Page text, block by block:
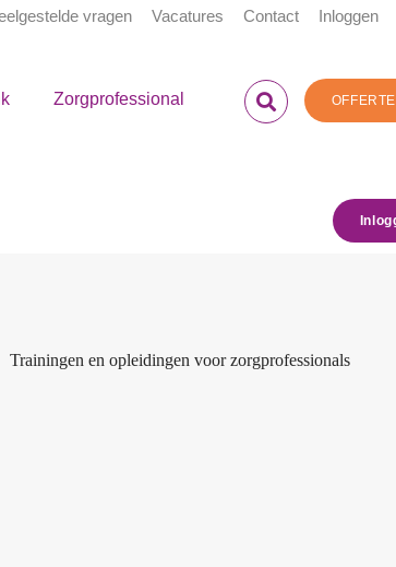
vragen Vacatures Contact Inloggen
Zorgprofessional